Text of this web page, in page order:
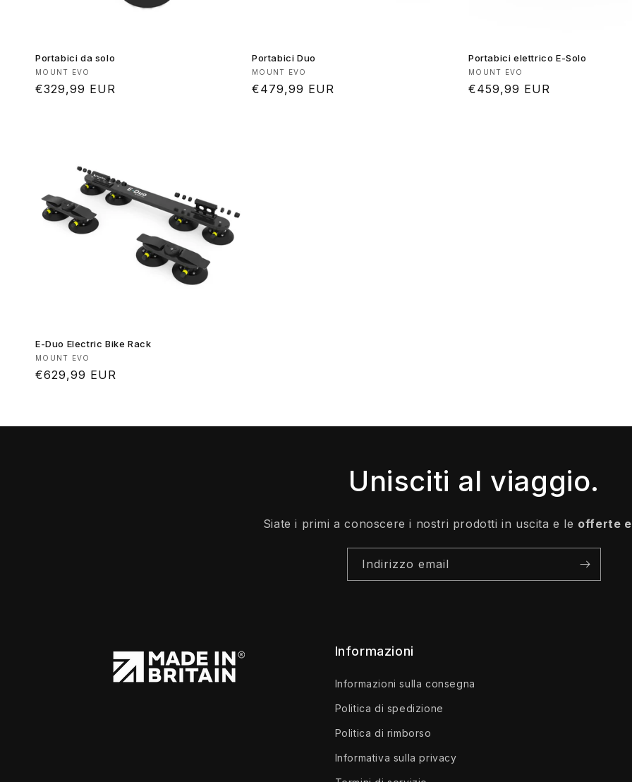
Portabici da solo
Produttore:
MOUNT EVO
Prezzo
€329,99 EUR
Portabici Duo
Produttore:
MOUNT EVO
Prezzo
€479,99 EUR
Portabici elettrico E-Solo
Produttore:
MOUNT EVO
Prezzo
€459,99 EUR
E-Duo Electric Bike Rack
Produttore:
MOUNT EVO
Prezzo
€629,99 EUR
Unisciti al viaggio.
Siate i primi a conoscere i nostri prodotti in uscita e le offerte
Indirizzo email
Informazioni
Informazioni sulla consegna
Politica di spedizione
Politica di rimborso
Informativa sulla privacy